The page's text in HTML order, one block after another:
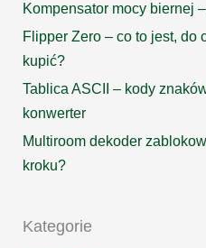
Kompensator mocy biernej
Flipper Zero – co to jest, do
kupić?
Tablica ASCII – kody
konwerter
Multiroom dekoder
kroku?
Kategorie